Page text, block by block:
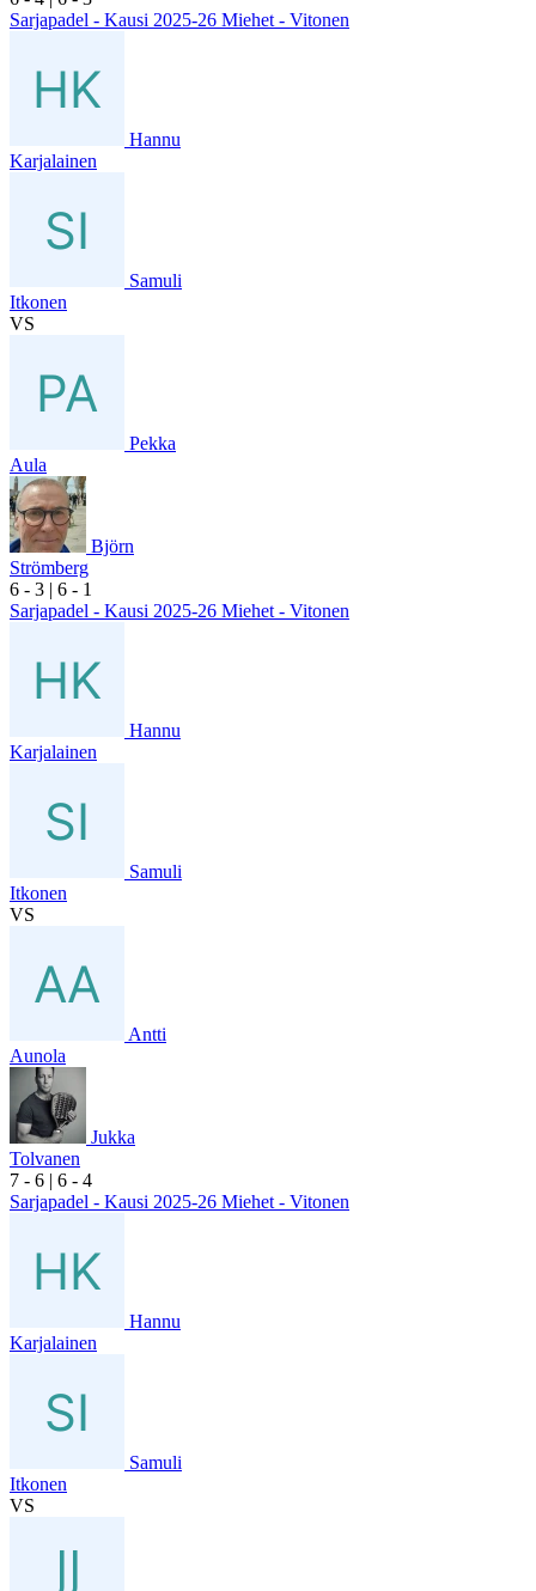
Sarjapadel - Kausi 2025-26 Miehet - Vitonen
Hannu
Karjalainen
Samuli
Itkonen
VS
Pekka
Aula
Björn
Strömberg
6 - 3 | 6 - 1
Sarjapadel - Kausi 2025-26 Miehet - Vitonen
Hannu
Karjalainen
Samuli
Itkonen
VS
Antti
Aunola
Jukka
Tolvanen
7 - 6 | 6 - 4
Sarjapadel - Kausi 2025-26 Miehet - Vitonen
Hannu
Karjalainen
Samuli
Itkonen
VS